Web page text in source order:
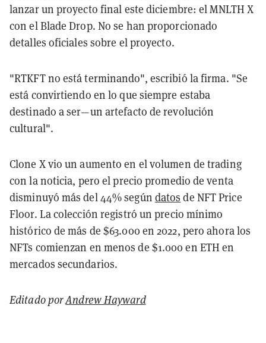
lanzar un proyecto final este diciembre: el MNLTH X
con el Blade Drop. No se han proporcionado
detalles oficiales sobre el proyecto.
"RTKFT no está terminando", escribió la firma. "Se
está convirtiendo en lo que siempre estaba
destinado a ser—un artefacto de revolución
cultural".
Clone X vio un aumento en el volumen de trading
con la noticia, pero el precio promedio de venta
disminuyó más del 44% según datos de NFT Price
Floor. La colección registró un precio mínimo
histórico de más de $63.000 en 2022, pero ahora los
NFTs comienzan en menos de $1.000 en ETH en
mercados secundarios.
Editado porAndrew Hayward